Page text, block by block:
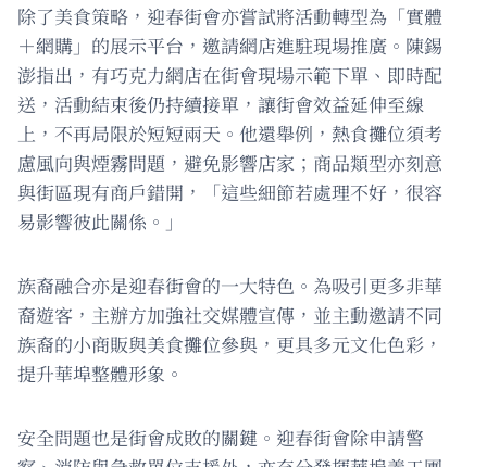
除了美食策略，迎春街會亦嘗試將活動轉型為「實體
＋網購」的展示平台，邀請網店進駐現場推廣。陳錫
澎指出，有巧克力網店在街會現場示範下單、即時配
送，活動結束後仍持續接單，讓街會效益延伸至線
上，不再局限於短短兩天。他還舉例，熱食攤位須考
慮風向與煙霧問題，避免影響店家；商品類型亦刻意
與街區現有商戶錯開，「這些細節若處理不好，很容
易影響彼此關係。」
族裔融合亦是迎春街會的一大特色。為吸引更多非華
裔遊客，主辦方加強社交媒體宣傳，並主動邀請不同
族裔的小商販與美食攤位參與，更具多元文化色彩，
提升華埠整體形象。
安全問題也是街會成敗的關鍵。迎春街會除申請警